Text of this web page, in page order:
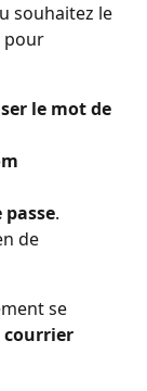
souhaitez le
pour
le mot de
.
de
se
courrier